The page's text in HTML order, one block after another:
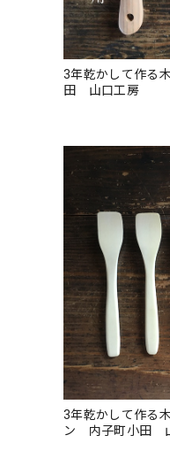
3年乾かして作
田 山口工房
3年乾かして作る
ン 内子町小田